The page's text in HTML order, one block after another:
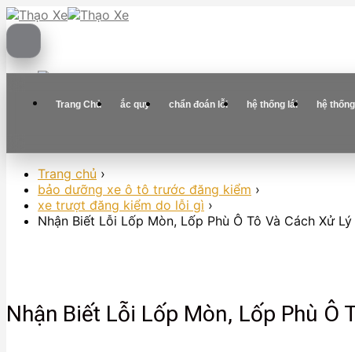
Skip
to
Trang Chủ ắc quy chẩn đoán lỗi hệ thống lái hệ
Trang chủ ›
bảo dưỡng xe ô tô trước đăng kiểm ›
xe trượt đăng kiểm do lỗi gì ›
Nhận Biết Lỗi Lốp Mòn, Lốp Phù Ô Tô Và Cách Xử
Nhận Biết Lỗi Lốp Mòn, Lốp Phù Ô